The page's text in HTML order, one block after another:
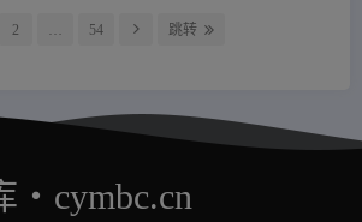
2 54 跳转
・cymbc.cn